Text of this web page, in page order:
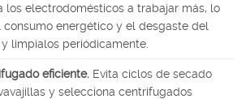
los electrodomésticos a trabajar más, lo
consumo energético y el desgaste del
limpialos periódicamente.
eficiente. Evita ciclos de secado
y selecciona centrifugados